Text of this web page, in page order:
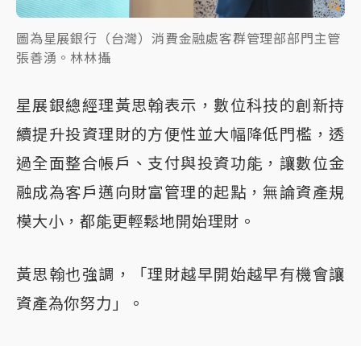
圖為星展銀行（台灣）消費金融處客群管理部部門主管
張善湧。林林攝
星展銀總經理黃思翰表示，數位科技的創新持
續提升投資理財的方便性並大幅降低門檻，透
過全面整合帳戶、支付與投資功能，讓數位金
融成為客戶邁向財富管理的起點，無論資產規
模大小，都能更輕鬆地開始理財。
黃思翰也強調，「理財越早開始越早有機會讓
資產為你努力」。